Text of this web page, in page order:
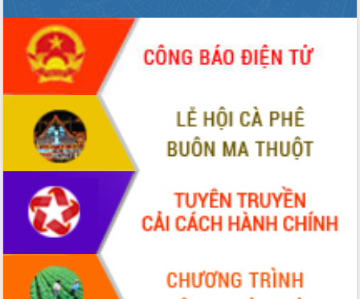
Đắk Lắk sơ kết 4 năm triển khai thực
hiện Đề án 06 của Chính phủ
Họp báo thông tin về Hội nghị Công bố
Quy hoạch và Xúc tiến đầu tư tỉnh Đắk
Khơi thông điểm nghẽn, đẩy nhanh
giải ngân vốn khắc phục thiên tai
HĐND tỉnh thông qua điều chỉnh Quy
hoạch tỉnh thời kỳ 2021-2030
Hội thảo góp ý hồ sơ điều chỉnh quy
hoạch tỉnh Đắk Lắk thời kỳ 2021-2030,
tầm nhìn đến năm 2050
Nâng cao hiệu quả hoạt động của các
doanh nghiệp nhà nước
Hội nghị triển khai kết nối mạng
truyền số liệu chuyên dùng phục vụ cơ